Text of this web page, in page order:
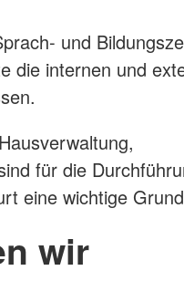
und
die internen und
für die
eine wichtige
wir